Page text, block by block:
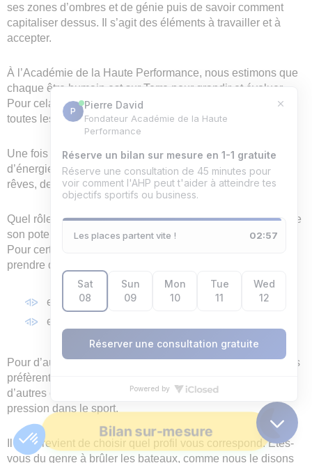
ses zones d’ombres et de génie puis de savoir comment
capitaliser dessus. Il s’agit des éléments à travailler et à
accepter.
À l’Académie de la Haute Performance, nous estimons que
chaque être humain est sur Terre pour grandir et évoluer.
Pour cela, il va être challengé pour accepter et intégrer
toutes les parties de soi.
Une fois tout cela effectué, vous récupérerez une forme
d’énergie de potentiel. Vous la mettrez au service de vos
rêves, de vos visions et non de vos peurs.
Quel rôle joue la prise de risque dans l’accomplissement de
son potentiel ?
Pour certains, réaliser son potentiel passe par le fait de
prendre des risques :
en n’ayant pas de plan B ;
en donnant tout pour leur rêve.
Pour d’autres, la première approche peut être stressante. Ils
préfèrent peut-être sécuriser leurs arrières. Développer
d’autres compétences transverses peut les libérer de la
pression dans le sport.
Il vous revient de choisir quel profil vous correspond. Êtes-
vous du genre à brûler les bateaux, comme nous le disons
Bilan sur-mesure